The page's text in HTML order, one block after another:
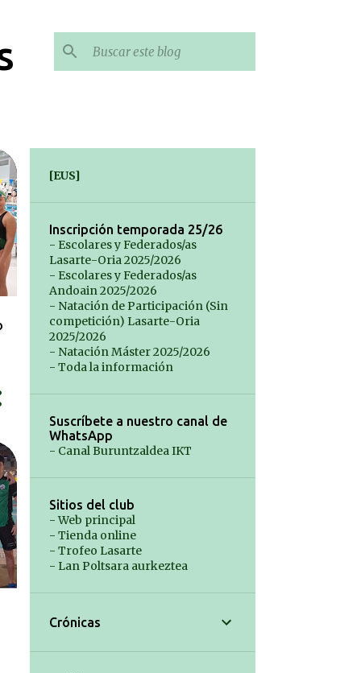
[EUS]
Inscripción temporada 25/26
- Escolares y Federados/as
Lasarte-Oria 2025/2026
- Escolares y Federados/as
Andoain 2025/2026
- Natación de Participación (Sin
competición) Lasarte-Oria
2025/2026
- Natación Máster 2025/2026
- Toda la información
Suscríbete a nuestro canal de
WhatsApp
- Canal Buruntzaldea IKT
Sitios del club
- Web principal
- Tienda online
- Trofeo Lasarte
- Lan Poltsara aurkeztea
Crónicas